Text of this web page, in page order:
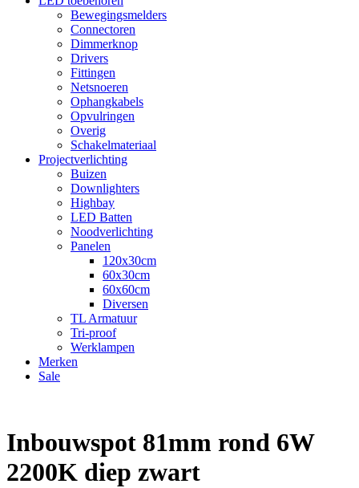
Bewegingsmelders
Connectoren
Dimmerknop
Drivers
Fittingen
Netsnoeren
Ophangkabels
Opvulringen
Overig
Schakelmateriaal
Projectverlichting
Buizen
Downlighters
Highbay
LED Batten
Noodverlichting
Panelen
120x30cm
60x30cm
60x60cm
Diversen
TL Armatuur
Tri-proof
Werklampen
Merken
Sale
Inbouwspot 81mm rond 6W
2200K diep zwart